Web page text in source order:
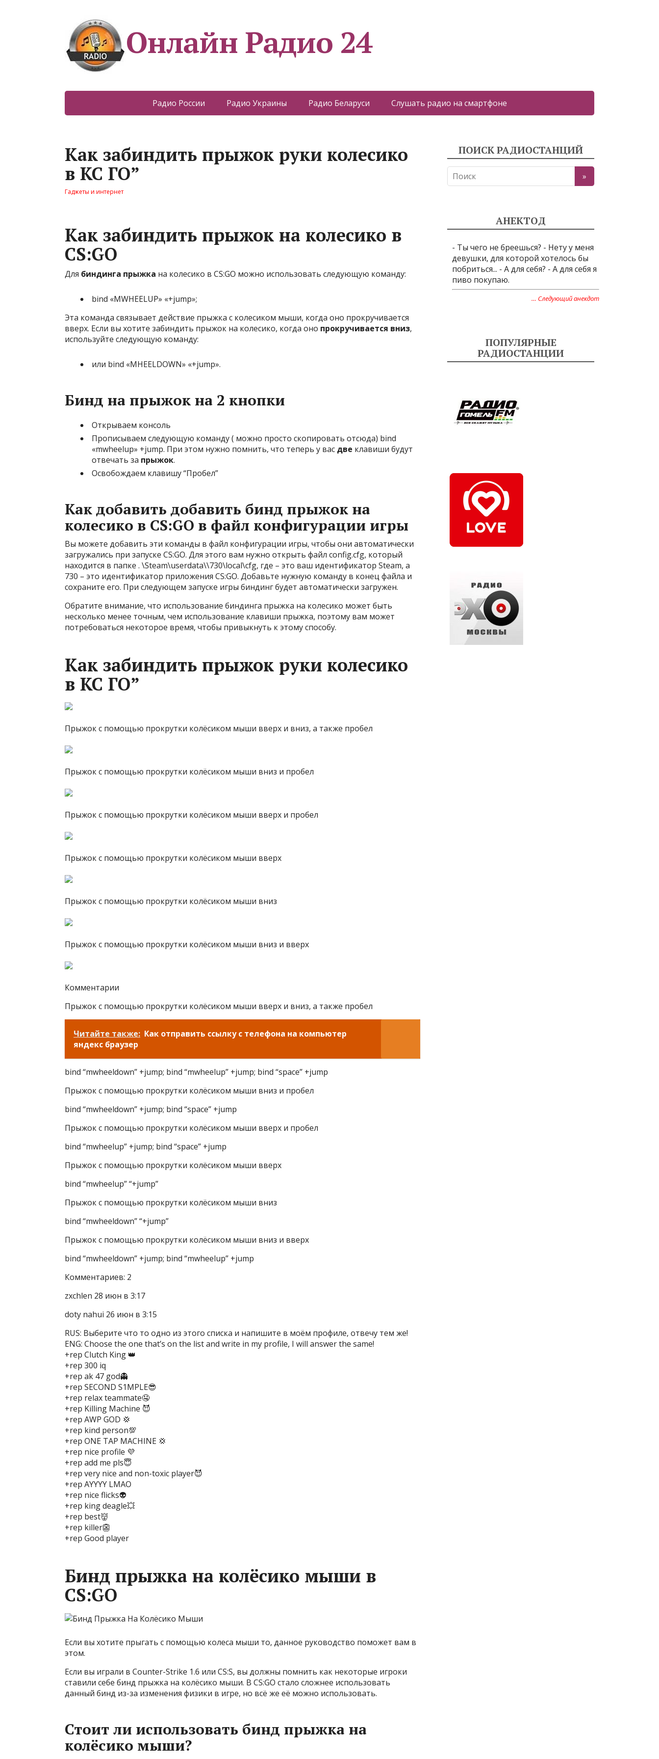
Онлайн Радио 24
Радио России Радио Украины Радио Беларуси Слушать радио на смартфоне
Как забиндить прыжок руки колесико
в КС ГО”
Гаджеты и интернет
Как забиндить прыжок на колесико в
CS:GO
Для биндинга прыжка на колесико в CS:GO можно использовать следующую команду:
bind «MWHEELUP» «+jump»;
Эта команда связывает действие прыжка с колесиком мыши, когда оно прокручивается
вверх. Если вы хотите забиндить прыжок на колесико, когда оно прокручивается вниз,
используйте следующую команду:
или bind «MHEELDOWN» «+jump».
Бинд на прыжок на 2 кнопки
Открываем консоль
Прописываем следующую команду ( можно просто скопировать отсюда) bind
«mwheelup» +jump. При этом нужно помнить, что теперь у вас две клавиши будут
отвечать за прыжок.
Освобождаем клавишу “Пробел”
Как добавить добавить бинд прыжок на
колесико в CS:GO в файл конфигурации игры
Вы можете добавить эти команды в файл конфигурации игры, чтобы они автоматически
загружались при запуске CS:GO. Для этого вам нужно открыть файл config.cfg, который
находится в папке . \Steam\userdata\\730\local\cfg, где – это ваш идентификатор Steam, а
730 – это идентификатор приложения CS:GO. Добавьте нужную команду в конец файла и
сохраните его. При следующем запуске игры биндинг будет автоматически загружен.
Обратите внимание, что использование биндинга прыжка на колесико может быть
несколько менее точным, чем использование клавиши прыжка, поэтому вам может
потребоваться некоторое время, чтобы привыкнуть к этому способу.
Как забиндить прыжок руки колесико
в КС ГО”
Прыжок с помощью прокрутки колёсиком мыши вверх и вниз, а также пробел
Прыжок с помощью прокрутки колёсиком мыши вниз и пробел
Прыжок с помощью прокрутки колёсиком мыши вверх и пробел
Прыжок с помощью прокрутки колёсиком мыши вверх
Прыжок с помощью прокрутки колёсиком мыши вниз
Прыжок с помощью прокрутки колёсиком мыши вниз и вверх
Комментарии
Прыжок с помощью прокрутки колёсиком мыши вверх и вниз, а также пробел
Читайте также: Как отправить ссылку с телефона на компьютер
яндекс браузер
bind “mwheeldown” +jump; bind “mwheelup” +jump; bind “space” +jump
Прыжок с помощью прокрутки колёсиком мыши вниз и пробел
bind “mwheeldown” +jump; bind “space” +jump
Прыжок с помощью прокрутки колёсиком мыши вверх и пробел
bind “mwheelup” +jump; bind “space” +jump
Прыжок с помощью прокрутки колёсиком мыши вверх
bind “mwheelup” “+jump”
Прыжок с помощью прокрутки колёсиком мыши вниз
bind “mwheeldown” “+jump”
Прыжок с помощью прокрутки колёсиком мыши вниз и вверх
bind “mwheeldown” +jump; bind “mwheelup” +jump
Комментариев: 2
zxchlen 28 июн в 3:17
doty nahui 26 июн в 3:15
RUS: Выберите что то одно из этого списка и напишите в моём профиле, отвечу тем же!
ENG: Choose the one that’s on the list and write in my profile, I will answer the same!
+rep Clutch King 👑
+rep 300 iq
+rep ak 47 god👻
+rep SECOND S1MPLE😎
+rep relax teammate🤤
+rep Killing Machine 😈
+rep AWP GOD 💢
+rep kind person💯
+rep ONE TAP MACHINE 💢
+rep nice profile 💜
+rep add me pls😇
+rep very nice and non-toxic player😈
+rep AYYYY LMAO
+rep nice flicks👽
+rep king deagle💥
+rep best👹
+rep killer👺
+rep Good player
Бинд прыжка на колёсико мыши в
CS:GO
Если вы хотите прыгать с помощью колеса мыши то, данное руководство поможет вам в
этом.
Если вы играли в Counter-Strike 1.6 или CS:S, вы должны помнить как некоторые игроки
ставили себе бинд прыжка на колёсико мыши. В CS:GO стало сложнее использовать
данный бинд из-за изменения физики в игре, но всё же её можно использовать.
Стоит ли использовать бинд прыжка на
колёсико мыши?
ПОИСК РАДИОСТАНЦИЙ
АНЕКТОД
- Ты чего не бреешься? - Нету у меня
девушки, для которой хотелось бы
побриться... - А для себя? - А для себя я
пиво покупаю.
… Следующий анекдот
ПОПУЛЯРНЫЕ
РАДИОСТАНЦИИ